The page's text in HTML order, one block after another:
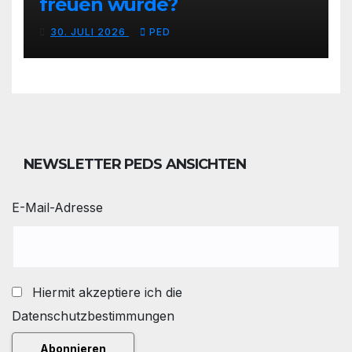
30. JULI 2026 PED
NEWSLETTER PEDS ANSICHTEN
E-Mail-Adresse
Hiermit akzeptiere ich die
Datenschutzbestimmungen